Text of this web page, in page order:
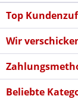
Top
Wir
Beliebte